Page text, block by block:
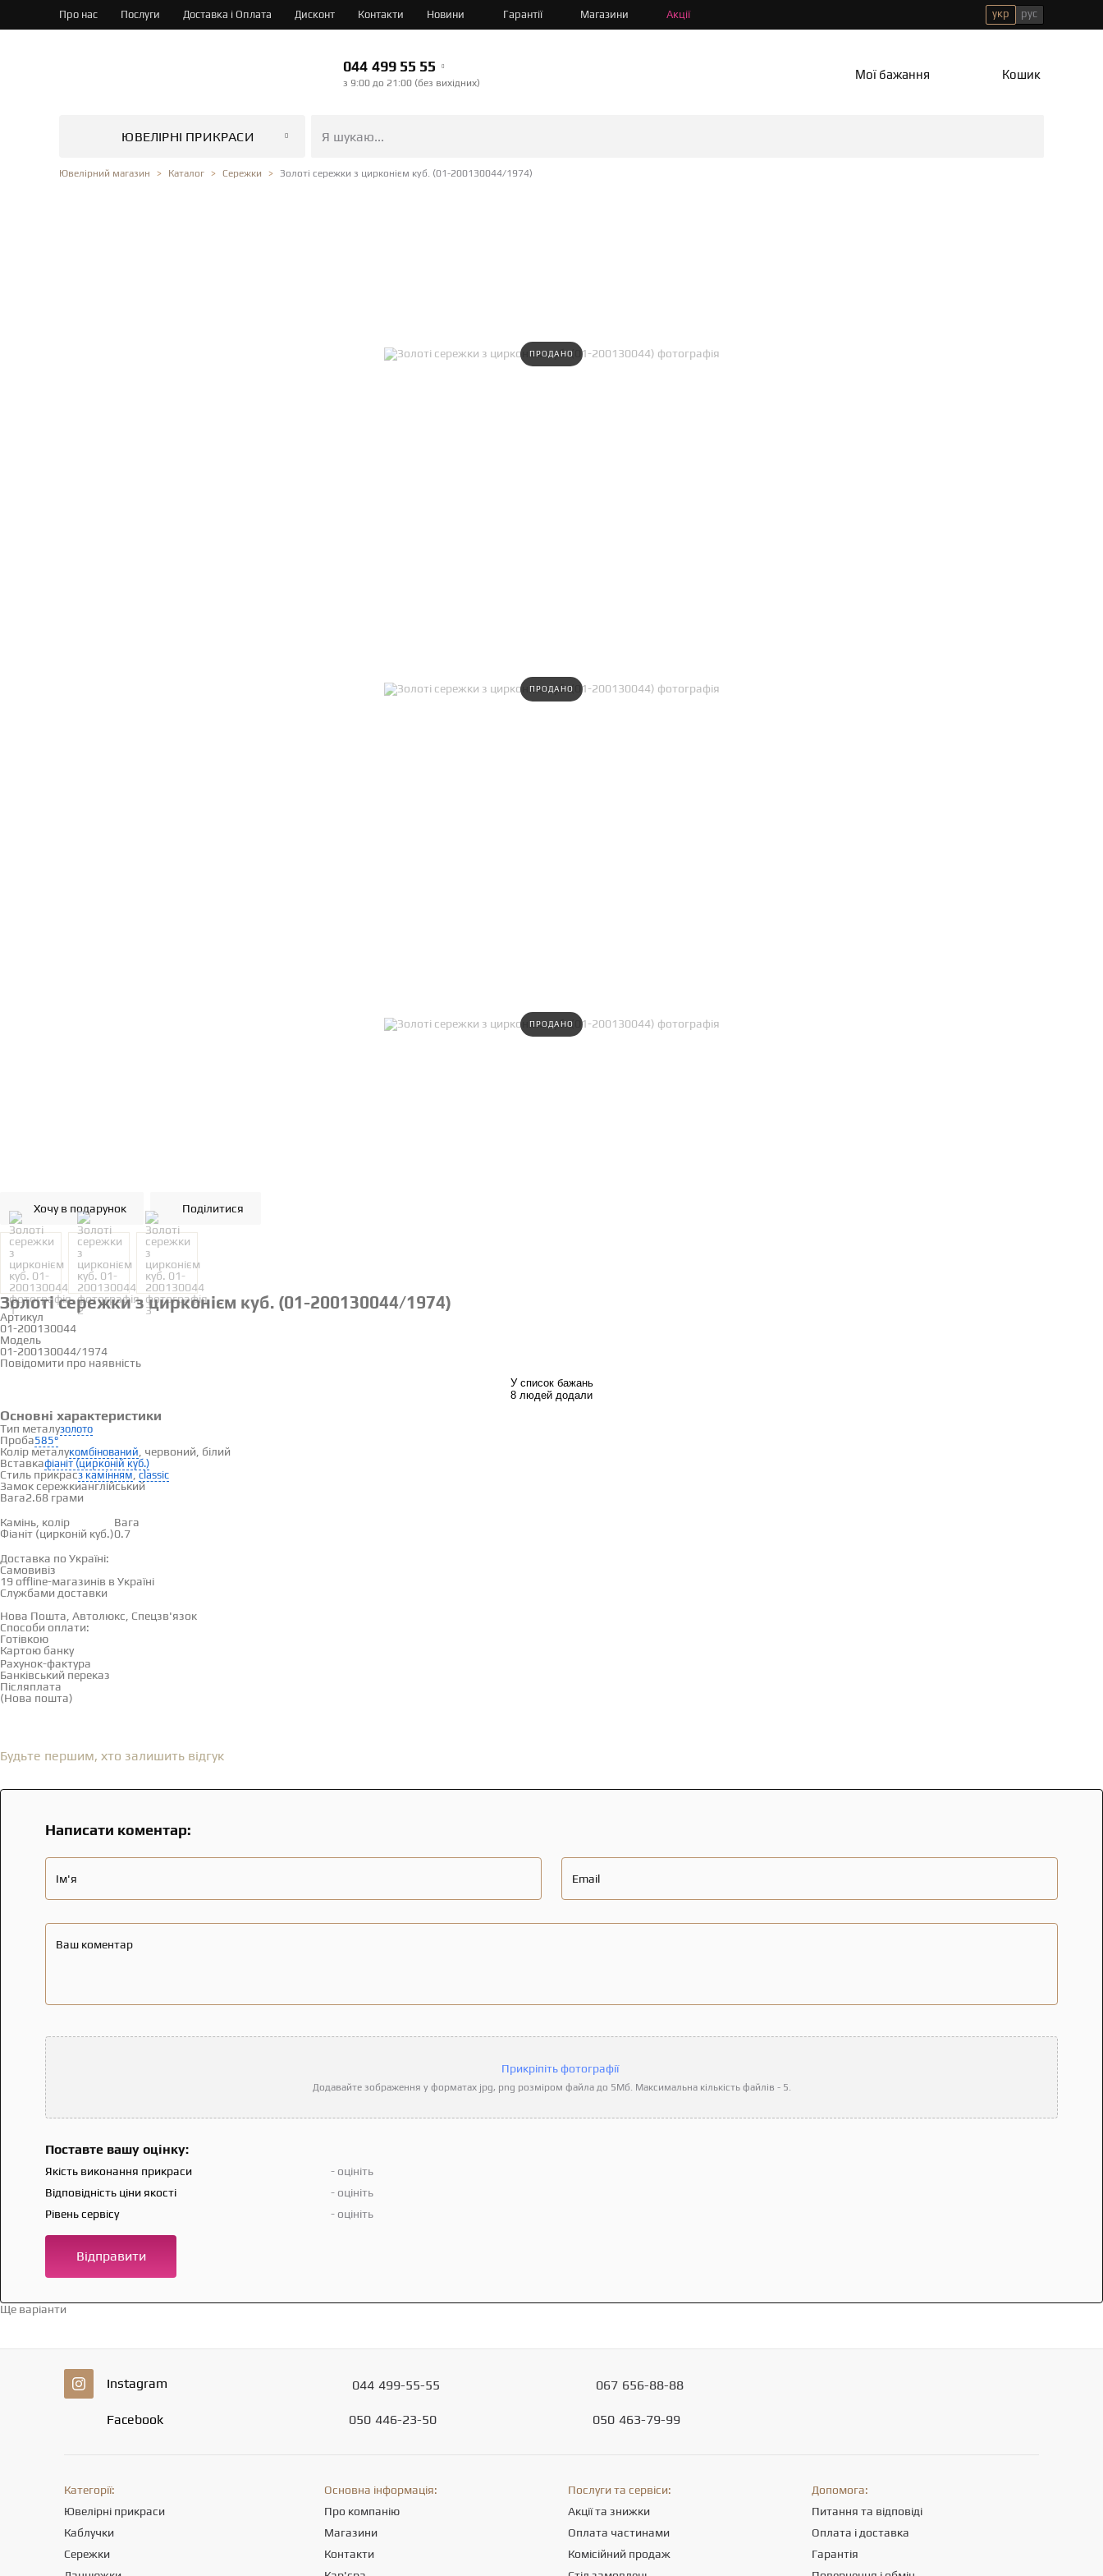
Про нас Послуги Доставка і Оплата Дисконт Контакти Новини Гарантії Магазини Акції укр рус
044 499 55 55
з 9:00 до 21:00 (без вихідних)
Мої бажання Кошик
ЮВЕЛІРНІ ПРИКРАСИ
Ювелірний магазин Каталог Сережки Золоті сережки з цирконієм куб. (01-200130044/1974)
ПРОДАНО
ПРОДАНО
ПРОДАНО
Хочу в подарунок Поділитися
Золоті сережки з цирконієм куб. (01-200130044/1974)
Артикул
01-200130044
Модель
01-200130044/1974
Повідомити про наявність
У список бажань
8 людей додали
Основні характеристики
Тип металузолото
Проба585°
Колір металукомбінований , червоний, білий
Вставкафіаніт (цирконій куб.)
Стиль прикрасз камінням ,classic
Замок сережкианглійський
Вага2.68 грами
Камінь, колір
Вага
Фіаніт (цирконій куб.)0.7
Доставка і оплата
Доставка по Україні:
Самовивіз
19 offline-магазинів в Україні
Службами доставки
Нова Пошта, Автолюкс, Спецзв'язок
Способи оплати:
Готівкою
Картою банку
Рахунок-фактура
Банківський переказ
Післяплата
(Нова пошта)
Будьте першим, хто залишить відгук
Написати коментар:
Ім'я Email
Ваш коментар
Прикріпіть фотографії
Додавайте зображення у форматах jpg, png розміром файла до 5Мб. Максимальна кількість файлів - 5.
Поставте вашу оцінку:
Якість виконання прикраси
- оцініть
Відповідність ціни якості
- оцініть
Рівень сервісу
- оцініть
Відправити
Ще варіанти
Instagram
Facebook
044 499-55-55
050 446-23-50
067 656-88-88
050 463-79-99
Категорії:
Ювелірні прикраси
Каблучки
Сережки
Основна інформація:
Про компанію
Магазини
Контакти
Послуги та сервіси:
Акції та знижки
Оплата частинами
Комісійний продаж
Допомога:
Питання та відповіді
Оплата і доставка
Гарантія